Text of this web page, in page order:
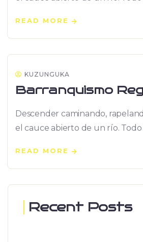
READ MORE
KUZUNGUKA
Barranquismo
Descender caminando,
el cauce abierto de un río.
READ MORE
Recent Posts